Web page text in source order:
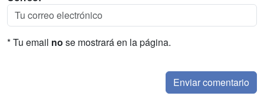
* Tu email no se mostrará en la página.